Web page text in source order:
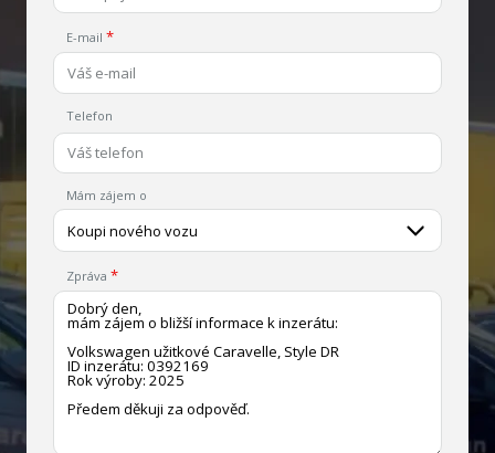
E-mail
Telefon
Mám zájem o
Koupi nového vozu
Zpráva